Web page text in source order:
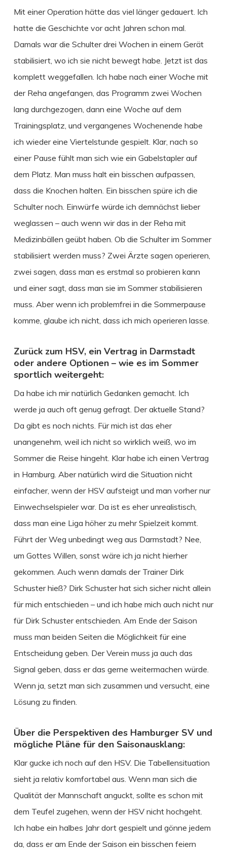
Mit einer Operation hätte das viel länger gedauert. Ich
hatte die Geschichte vor acht Jahren schon mal.
Damals war die Schulter drei Wochen in einem Gerät
stabilisiert, wo ich sie nicht bewegt habe. Jetzt ist das
komplett weggefallen. Ich habe nach einer Woche mit
der Reha angefangen, das Programm zwei Wochen
lang durchgezogen, dann eine Woche auf dem
Trainingsplatz, und vergangenes Wochenende habe
ich wieder eine Viertelstunde gespielt. Klar, nach so
einer Pause fühlt man sich wie ein Gabelstapler auf
dem Platz. Man muss halt ein bisschen aufpassen,
dass die Knochen halten. Ein bisschen spüre ich die
Schulter noch. Einwürfe würde ich demnächst lieber
weglassen – auch wenn wir das in der Reha mit
Medizinbällen geübt haben. Ob die Schulter im Sommer
stabilisiert werden muss? Zwei Ärzte sagen operieren,
zwei sagen, dass man es erstmal so probieren kann
und einer sagt, dass man sie im Sommer stabilisieren
muss. Aber wenn ich problemfrei in die Sommerpause
komme, glaube ich nicht, dass ich mich operieren lasse.
Zurück zum HSV, ein Vertrag in Darmstadt
oder andere Optionen – wie es im Sommer
sportlich weitergeht:
Da habe ich mir natürlich Gedanken gemacht. Ich
werde ja auch oft genug gefragt. Der aktuelle Stand?
Da gibt es noch nichts. Für mich ist das eher
unangenehm, weil ich nicht so wirklich weiß, wo im
Sommer die Reise hingeht. Klar habe ich einen Vertrag
in Hamburg. Aber natürlich wird die Situation nicht
einfacher, wenn der HSV aufsteigt und man vorher nur
Einwechselspieler war. Da ist es eher unrealistisch,
dass man eine Liga höher zu mehr Spielzeit kommt.
Führt der Weg unbedingt weg aus Darmstadt? Nee,
um Gottes Willen, sonst wäre ich ja nicht hierher
gekommen. Auch wenn damals der Trainer Dirk
Schuster hieß? Dirk Schuster hat sich sicher nicht allein
für mich entschieden – und ich habe mich auch nicht nur
für Dirk Schuster entschieden. Am Ende der Saison
muss man beiden Seiten die Möglichkeit für eine
Entscheidung geben. Der Verein muss ja auch das
Signal geben, dass er das gerne weitermachen würde.
Wenn ja, setzt man sich zusammen und versucht, eine
Lösung zu finden.
Über die Perspektiven des Hamburger SV und
mögliche Pläne für den Saisonausklang:
Klar gucke ich noch auf den HSV. Die Tabellensituation
sieht ja relativ komfortabel aus. Wenn man sich die
Qualität der Mannschaft anguckt, sollte es schon mit
dem Teufel zugehen, wenn der HSV nicht hochgeht.
Ich habe ein halbes Jahr dort gespielt und gönne jedem
da, dass er am Ende der Saison ein bisschen feiern